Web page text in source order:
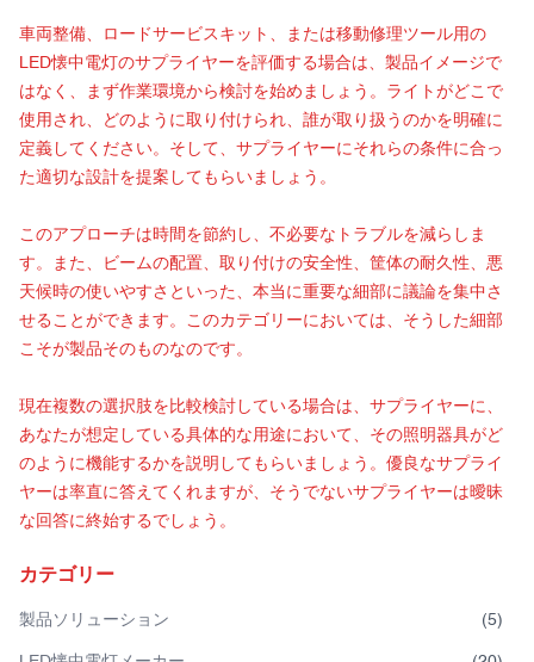
車両整備、ロードサービスキット、または移動修理ツール用の
LED懐中電灯のサプライヤーを評価する場合は、製品イメージで
はなく、まず作業環境から検討を始めましょう。ライトがどこで
使用され、どのように取り付けられ、誰が取り扱うのかを明確に
定義してください。そして、サプライヤーにそれらの条件に合っ
た適切な設計を提案してもらいましょう。
このアプローチは時間を節約し、不必要なトラブルを減らしま
す。また、ビームの配置、取り付けの安全性、筐体の耐久性、悪
天候時の使いやすさといった、本当に重要な細部に議論を集中さ
せることができます。このカテゴリーにおいては、そうした細部
こそが製品そのものなのです。
現在複数の選択肢を比較検討している場合は、サプライヤーに、
あなたが想定している具体的な用途において、その照明器具がど
のように機能するかを説明してもらいましょう。優良なサプライ
ヤーは率直に答えてくれますが、そうでないサプライヤーは曖昧
な回答に終始するでしょう。
カテゴリー
製品ソリューション (5)